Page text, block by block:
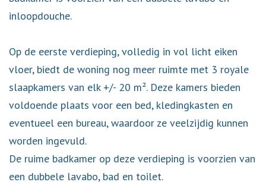
inloopdouche.
Op de eerste verdieping, volledig in vol licht eiken
vloer, biedt de woning nog meer ruimte met 3 royale
slaapkamers van elk +/- 20 m². Deze kamers bieden
voldoende plaats voor een bed, kledingkasten en
eventueel een bureau, waardoor ze veelzijdig kunnen
worden ingevuld.
De ruime badkamer op deze verdieping is voorzien van
een dubbele lavabo, bad en toilet.